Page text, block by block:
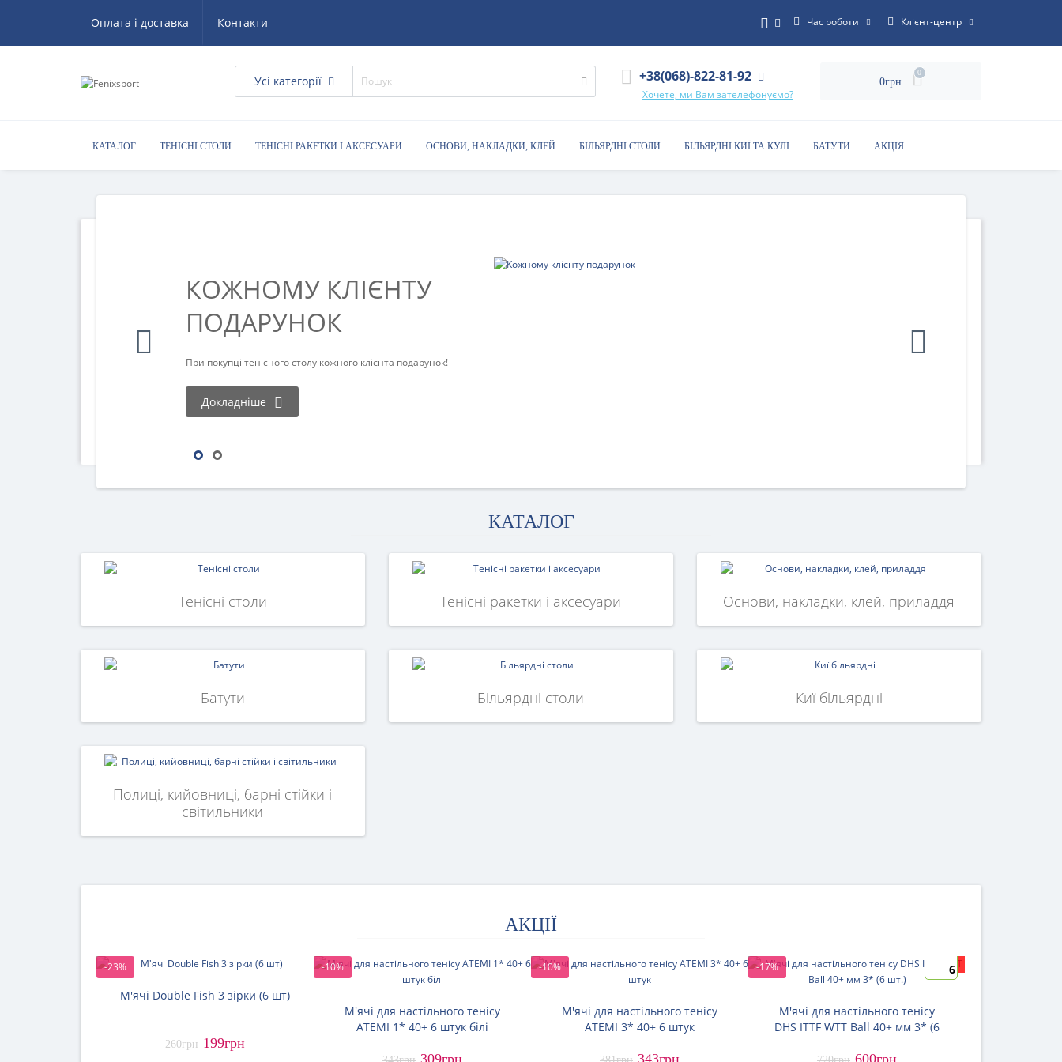
Оплата і доставка Контакти Час роботи Клієнт-центр
Усі категорії +38(068)-822-81-92
Хочете, ми Вам зателефонуємо?
0грн
0
КАТАЛОГ ТЕНІСНІ СТОЛИ ТЕНІСНІ РАКЕТКИ І АКСЕСУАРИ ОСНОВИ, НАКЛАДКИ, КЛЕЙ БІЛЬЯРДНІ СТОЛИ БІЛЬЯРДНІ КИЇ ТА КУЛІ БАТУТИ АКЦІЯ ...
КОЖНОМУ КЛІЄНТУ
ПОДАРУНОК
При покупці тенісного столу кожного клієнта подарунок!
Докладніше
КАТАЛОГ
Тенісні столи Тенісні ракетки і аксесуари Основи, накладки, клей, приладдя
Батути Більярдні столи Киї більярдні
Полиці, кийовниці, барні стійки і
світильники
АКЦІЇ
-23%
М'ячі Double Fish 3 зірки (6 шт)
260грн 199грн
-10%
М'ячі для настільного тенісу
ATEMI 1* 40+ 6 штук білі
309грн
-10%
М'ячі для настільного тенісу
ATEMI 3* 40+ 6 штук
343грн
-17% New
6
М'ячі для настільного тенісу
DHS ITTF WTT Ball 40+ мм 3* (6
600грн